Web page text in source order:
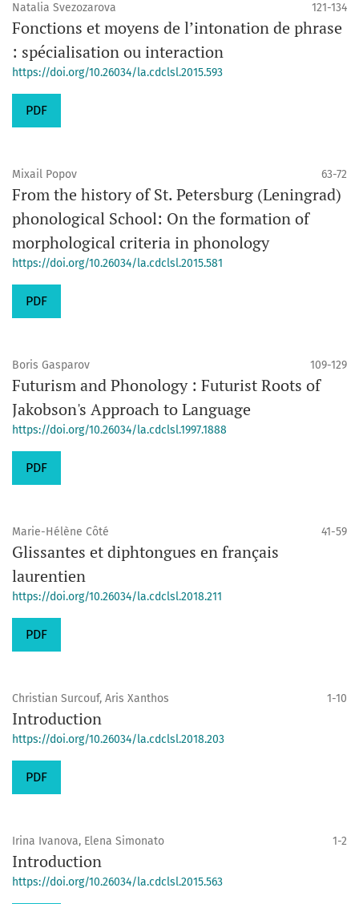
Natalia Svezozarova 121-134
Fonctions et moyens de l’intonation de phrase
: spécialisation ou interaction
https://doi.org/10.26034/la.cdclsl.2015.593
PDF
Mixail Popov 63-72
From the history of St. Petersburg (Leningrad)
phonological School: On the formation of
morphological criteria in phonology
https://doi.org/10.26034/la.cdclsl.2015.581
PDF
Boris Gasparov 109-129
Futurism and Phonology : Futurist Roots of
Jakobson's Approach to Language
https://doi.org/10.26034/la.cdclsl.1997.1888
PDF
Marie-Hélène Côté 41-59
Glissantes et diphtongues en français
laurentien
https://doi.org/10.26034/la.cdclsl.2018.211
PDF
Christian Surcouf, Aris Xanthos 1-10
Introduction
https://doi.org/10.26034/la.cdclsl.2018.203
PDF
Irina Ivanova, Elena Simonato 1-2
Introduction
https://doi.org/10.26034/la.cdclsl.2015.563